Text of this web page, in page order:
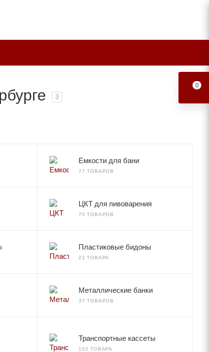
3
Емкости для бани
77 ТОВАРОВ
ЦКТ для пивоварения
75 ТОВАРОВ
Пластиковые бидоны
22 ТОВАРА
Металлические банки
37 ТОВАРОВ
Транспортные кассеты
102 ТОВАРА
0